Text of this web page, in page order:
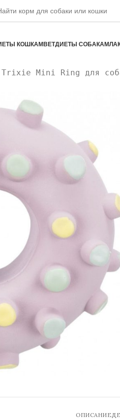
КОШКАМ ВЕТДИЕТЫ СОБАКАМ
Trixie Mini Ring для
ОПИСАНИЕ